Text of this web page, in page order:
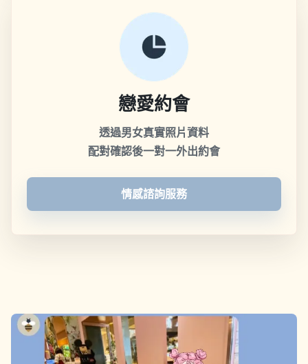
戀愛約會
透過男女真實照片資料
配對確認後一對一外出約會
情感諮詢服務